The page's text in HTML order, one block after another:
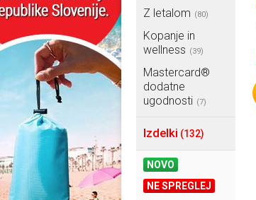
Z letalom (80)
Kopanje in
wellness (39)
Mastercard®
dodatne
ugodnosti (7)
Izdelki (132)
NOVO
NE SPREGLEJ